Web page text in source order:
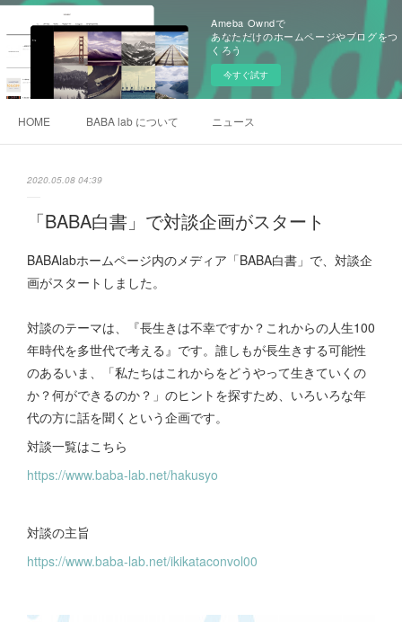
Ameba Owndで
あなただけのホームページやブログをつ
くろう
今すぐ試す
HOME BABA lab について ニュース
2020.05.08 04:39
「BABA白書」で対談企画がスタート
BABAlabホームページ内のメディア「BABA白書」で、対談企
画がスタートしました。
対談のテーマは、『長生きは不幸ですか？これからの人生100
年時代を多世代で考える』です。誰しもが長生きする可能性
のあるいま、「私たちはこれからをどうやって生きていくの
か？何ができるのか？」のヒントを探すため、いろいろな年
代の方に話を聞くという企画です。
対談一覧はこちら
https://www.baba-lab.net/hakusyo
対談の主旨
https://www.baba-lab.net/ikikataconvol00